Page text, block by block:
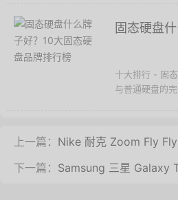
固态硬盘
十大排行 - 固
与普通硬盘的
上一篇： Nike 耐克 Zoom Fly
下一篇： Samsung 三星 Galaxy